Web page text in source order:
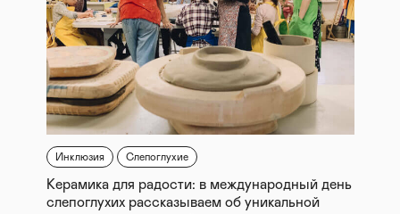
Инклюзия Слепоглухие
Керамика для радости: в международный день
слепоглухих рассказываем об уникальной